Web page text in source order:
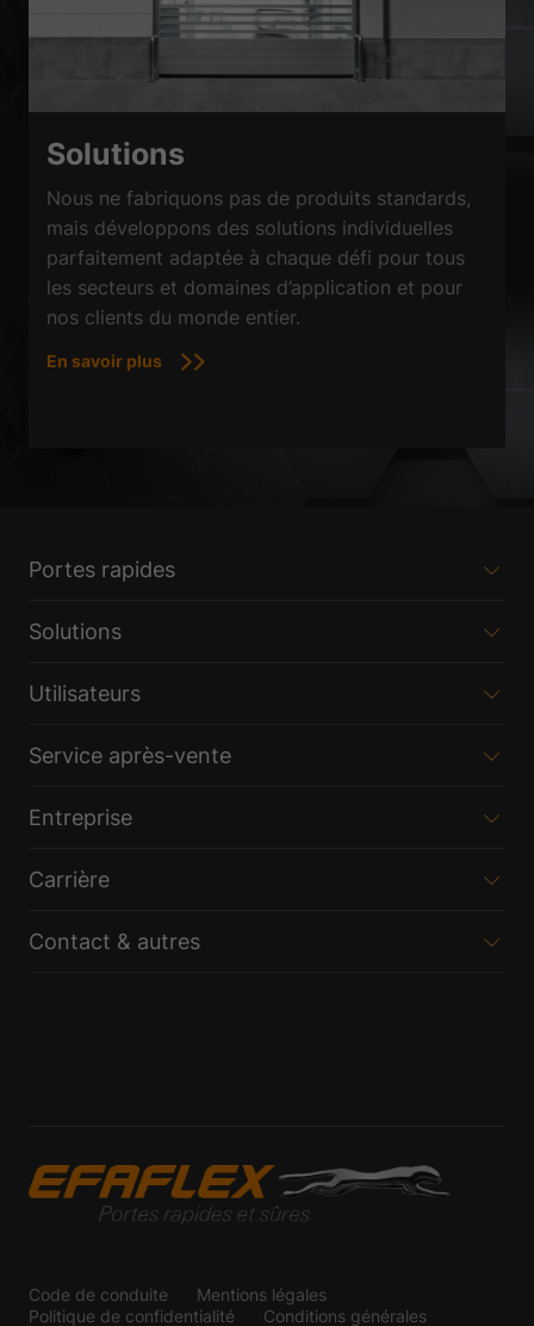
Solutions
Nous ne fabriquons pas de produits standards,
mais développons des solutions individuelles
parfaitement adaptée à chaque défi pour tous
les secteurs et domaines d’application et pour
nos clients du monde entier.
En savoir plus
Portes rapides
Solutions
Utilisateurs
Service après-vente
Entreprise
Carrière
Contact & autres
Code de conduite
Mentions légales
Politique de confidentialité
Conditions générales